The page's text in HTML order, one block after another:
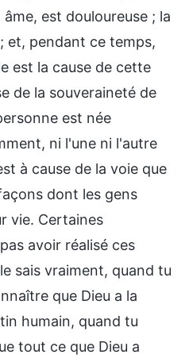
est douloureuse ; la
et, pendant ce temps,
est la cause de cette
de la souveraineté de
est née
ni l'une ni l'autre
à cause de la voie que
dont les gens
vie. Certaines
avoir réalisé ces
sais vraiment, quand tu
que Dieu a la
humain, quand tu
tout ce que Dieu a